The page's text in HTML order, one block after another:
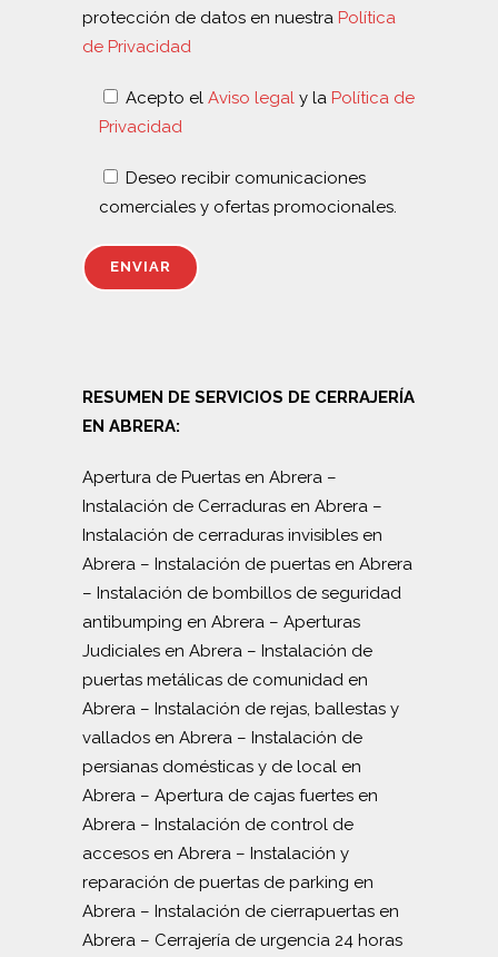
protección de datos en nuestra Política
de Privacidad
Acepto el Aviso legal y la Política de
Privacidad
Deseo recibir comunicaciones
comerciales y ofertas promocionales.
RESUMEN DE SERVICIOS DE CERRAJERÍA
EN ABRERA:
Apertura de Puertas en Abrera –
Instalación de Cerraduras en Abrera –
Instalación de cerraduras invisibles en
Abrera – Instalación de puertas en Abrera
– Instalación de bombillos de seguridad
antibumping en Abrera – Aperturas
Judiciales en Abrera – Instalación de
puertas metálicas de comunidad en
Abrera – Instalación de rejas, ballestas y
vallados en Abrera – Instalación de
persianas domésticas y de local en
Abrera – Apertura de cajas fuertes en
Abrera – Instalación de control de
accesos en Abrera – Instalación y
reparación de puertas de parking en
Abrera – Instalación de cierrapuertas en
Abrera – Cerrajería de urgencia 24 horas